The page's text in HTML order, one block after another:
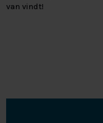
van vindt!